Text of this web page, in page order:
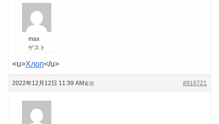
max
ゲスト
<u>Хлоп</u>
2022年12月12日 11:39 AM #916721
返信